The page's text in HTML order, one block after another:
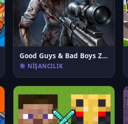
Good Guys & Bad Boys Zombie Survival GUI
🎯 NIŞANCILIK